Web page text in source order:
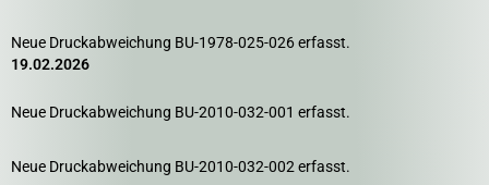
Neue Druckabweichung BU-1978-025-026 erfasst.
19.02.2026
Neue Druckabweichung BU-2010-032-001 erfasst.
Neue Druckabweichung BU-2010-032-002 erfasst.